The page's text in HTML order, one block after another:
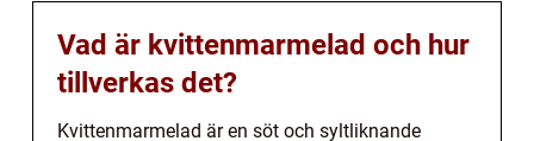
Vad är kvittenmarmelad och hur
tillverkas det?
Kvittenmarmelad är en söt och syltliknande